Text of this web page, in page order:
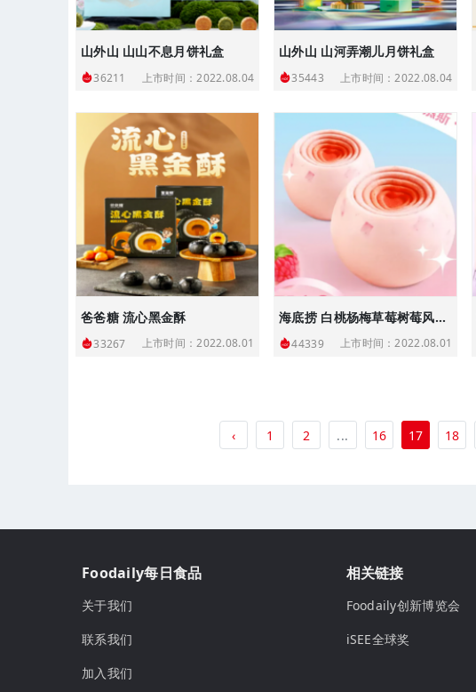
山外山 山山不息月饼礼盒
36211 上市时间：2022.08.04
山外山 山河弄潮儿月饼礼盒
35443 上市时间：2022.08.04
爸爸糖 流心黑金酥
33267 上市时间：2022.08.01
海底捞 白桃杨梅草莓树莓风味慕斯
44339 上市时间：2022.08.01
‹ 1 2 ... 16 17 18
Foodaily每日食品
关于我们
联系我们
加入我们
相关链接
Foodaily创新博览会
iSEE全球奖